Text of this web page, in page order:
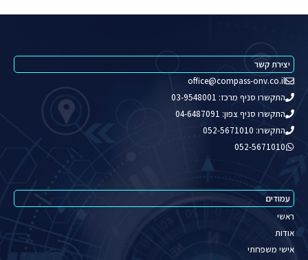
יצירת קשר
office@compass-onv.co.il
התקשרו סניף מרכז: 03-9548001
התקשרו סניף צפון: 04-6487091
התקשרו: 052-5671010
052-5671010
עמודים
ראשי
אודות
אישי משפחתי